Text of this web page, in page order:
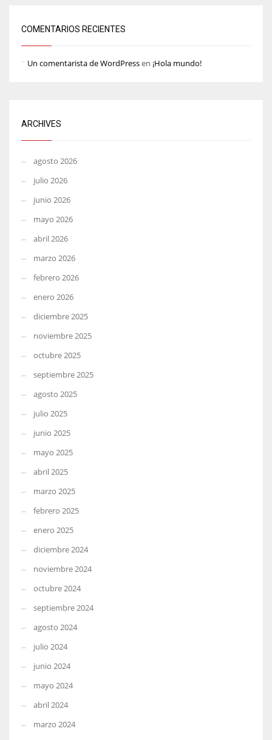
COMENTARIOS RECIENTES
Un comentarista de WordPressen ¡Hola mundo!
ARCHIVES
agosto 2026
julio 2026
junio 2026
mayo 2026
abril 2026
marzo 2026
febrero 2026
enero 2026
diciembre 2025
noviembre 2025
octubre 2025
septiembre 2025
agosto 2025
julio 2025
junio 2025
mayo 2025
abril 2025
marzo 2025
febrero 2025
enero 2025
diciembre 2024
noviembre 2024
octubre 2024
septiembre 2024
agosto 2024
julio 2024
junio 2024
mayo 2024
abril 2024
marzo 2024